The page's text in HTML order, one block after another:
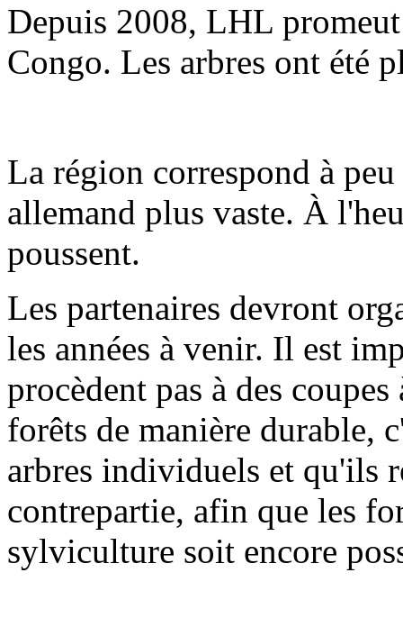
Depuis 2008, LHL
Congo. Les arbres ont été
La région correspond à
allemand plus vaste. À
poussent.
Les partenaires devront
les années à venir. Il est
procèdent pas à des
forêts de manière durable,
arbres individuels et qu'ils
contrepartie, afin que les
sylviculture soit encore